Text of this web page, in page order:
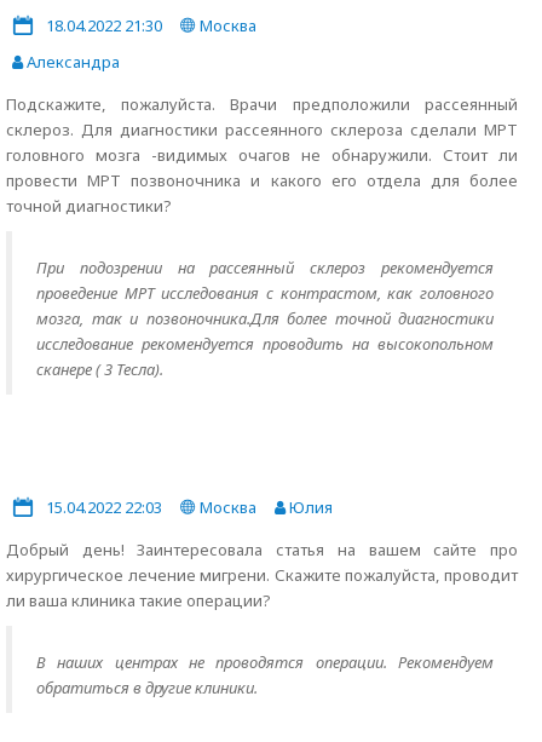
18.04.2022 21:30
Москва
Александра
Подскажите, пожалуйста. Врачи предположили рассеянный
склероз. Для диагностики рассеянного склероза сделали МРТ
головного мозга -видимых очагов не обнаружили. Стоит ли
провести МРТ позвоночника и какого его отдела для более
точной диагностики?
При подозрении на рассеянный склероз рекомендуется
проведение МРТ исследования с контрастом, как головного
мозга, так и позвоночника.Для более точной диагностики
исследование рекомендуется проводить на высокопольном
сканере ( 3 Тесла).
15.04.2022 22:03 Москва
Юлия
Добрый день! Заинтересовала статья на вашем сайте про
хирургическое лечение мигрени. Скажите пожалуйста, проводит
ли ваша клиника такие операции?
В наших центрах не проводятся операции. Рекомендуем
обратиться в другие клиники.